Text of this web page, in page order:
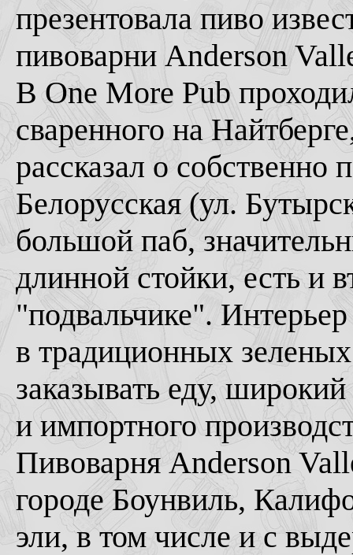
презентовала пиво
пивоварни Anderson
В One More Pub
сваренного на
рассказал о
Белорусская (ул.
большой паб,
длинной стойки, есть и
"подвальчике".
в традиционных
заказывать еду,
и импортного
Пивоварня Anderson
городе Боунвиль,
эли, в том числе и с